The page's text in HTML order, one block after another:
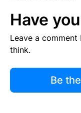
Have
Leave a
think.
Be